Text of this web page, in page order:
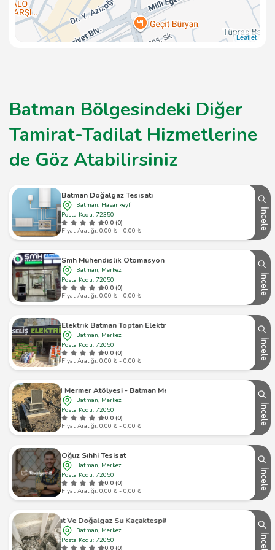
Leaflet
Batman Bölgesindeki Diğer
Tamirat-Tadilat Hizmetlerine
de Göz Atabilirsiniz
Batman Doğalgaz Tesisatı
Batman, Hasankeyf
Posta Kodu: 72350
0.0 (0)
Fiyat Aralığı: 0,00 ₺ - 0,00 ₺
İncele
Smh Mühendislik Otomasyon
Batman, Merkez
Posta Kodu: 72050
0.0 (0)
Fiyat Aralığı: 0,00 ₺ - 0,00 ₺
İncele
Yükseliş Elektrik Batman Toptan Elektrik Malzemeleri
Batman, Merkez
Posta Kodu: 72050
0.0 (0)
Fiyat Aralığı: 0,00 ₺ - 0,00 ₺
İncele
Azad Mermer Atölyesi - Batman Mezar Taşı
Batman, Merkez
Posta Kodu: 72050
0.0 (0)
Fiyat Aralığı: 0,00 ₺ - 0,00 ₺
İncele
Oğuz Sıhhi Tesisat
Batman, Merkez
Posta Kodu: 72050
0.0 (0)
Fiyat Aralığı: 0,00 ₺ - 0,00 ₺
İncele
Tesisat Ve Doğalgaz Su Kaçaktespiti Tıkalı Olan Pimaş Açma
Batman, Merkez
Posta Kodu: 72050
0.0 (0)
İncele